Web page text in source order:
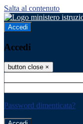
Salta al contenuto
Accedi
Accedi
button close ×
Password dimenticata?